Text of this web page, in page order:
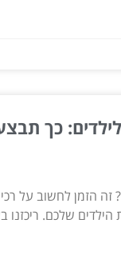
כך
זה הזמן לחשוב על
שלכם. ריכזנו